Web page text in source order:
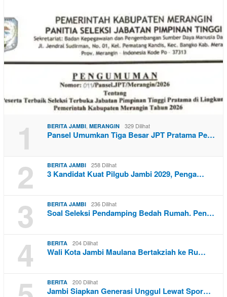
1 BERITA JAMBI, MERANGIN 329 Dilihat
Pansel Umumkan Tiga Besar JPT Pratama Pe…
2 BERITA JAMBI 258 Dilihat
3 Kandidat Kuat Pilgub Jambi 2029, Penga…
3 BERITA JAMBI 236 Dilihat
Soal Seleksi Pendamping Bedah Rumah. Pen…
4 BERITA 204 Dilihat
Wali Kota Jambi Maulana Bertakziah ke Ru…
BERITA 200 Dilihat
Jambi Siapkan Generasi Unggul Lewat Spor…